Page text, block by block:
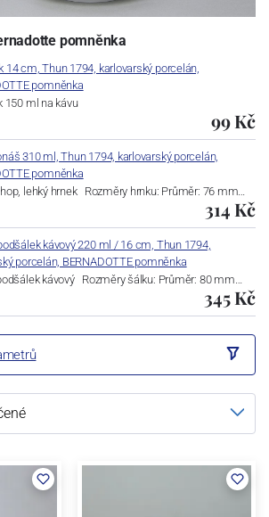
pomněnka
14 cm, Thun 1794, karlovarský porcelán,
pomněnka
150 ml na kávu
99 Kč
310 ml, Thun 1794, karlovarský porcelán,
pomněnka
lehký hrnek Rozměry hrnku: Průměr: 76 mm…
314 Kč
kávový 220 ml / 16 cm, Thun 1794,
porcelán, BERNADOTTE pomněnka
kávový Rozměry šálku: Průměr: 80 mm…
345 Kč